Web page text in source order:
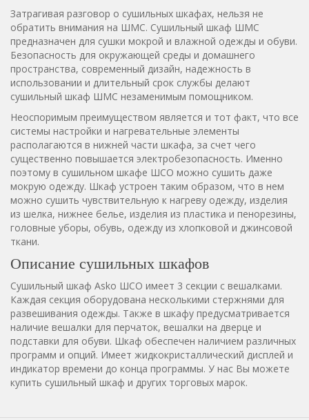
Затрагивая разговор о сушильных шкафах, нельзя не
обратить внимания на ШМС. Сушильный шкаф ШМС
предназначен для сушки мокрой и влажной одежды и обуви.
Безопасность для окружающей среды и домашнего
пространства, современный дизайн, надежность в
использовании и длительный срок службы делают
сушильный шкаф ШМС незаменимым помощником.
Неоспоримым преимуществом является и тот факт, что все
системы настройки и нагревательные элементы
располагаются в нижней части шкафа, за счет чего
существенно повышается электробезопасность. Именно
поэтому в сушильном шкафе ШСО можно сушить даже
мокрую одежду. Шкаф устроен таким образом, что в нем
можно сушить чувствительную к нагреву одежду, изделия
из шелка, нижнее белье, изделия из пластика и пенорезины,
головные уборы, обувь, одежду из хлопковой и джинсовой
ткани.
Описание сушильных шкафов
Сушильный шкаф Asko ШСО имеет 3 секции с вешалками.
Каждая секция оборудована несколькими стержнями для
развешивания одежды. Также в шкафу предусматривается
наличие вешалки для перчаток, вешалки на дверце и
подставки для обуви. Шкаф обеспечен наличием различных
программ и опций. Имеет жидкокристаллический дисплей и
индикатор времени до конца программы. У нас Вы можете
купить сушильный шкаф и других торговых марок.